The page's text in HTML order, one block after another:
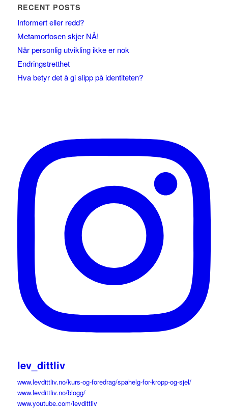
RECENT POSTS
Informert eller redd?
Metamorfosen skjer NÅ!
Når personlig utvikling ikke er nok
Endringstretthet
Hva betyr det å gi slipp på identiteten?
lev_dittliv
www.levdittliv.no/kurs-og-foredrag/spahelg-for-kropp-og-sjel/
www.levdittliv.no/blogg/
www.youtube.com/levdittliv